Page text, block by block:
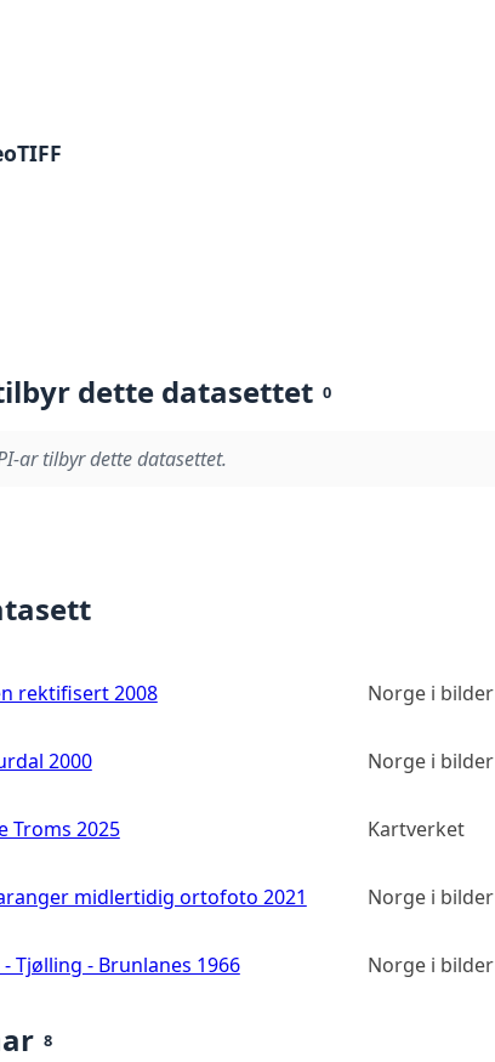
dette datasettet 0
ar tilbyr dette datasettet.
rektifisert 2008 Norge i bilder
2000 Norge i bilder
Troms 2025 Kartverket
midlertidig ortofoto 2021 Norge i bilder
Tjølling - Brunlanes 1966 Norge i bilder
8